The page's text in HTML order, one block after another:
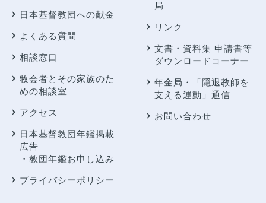
日本基督教団への献金
よくある質問
相談窓口
牧会者とその家族のた
めの相談室
アクセス
日本基督教団年鑑掲載
広告
・教団年鑑お申し込み
プライバシーポリシー
局
リンク
文書・資料集 申請書等
ダウンロードコーナー
年金局・
「隠退教師を
支える運動」通信
お問い合わせ